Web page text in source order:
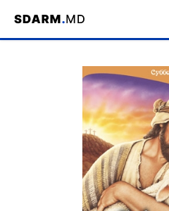
Acasa / Bibliotecă / Şcoala de